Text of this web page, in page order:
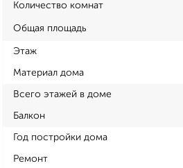
Количество комнат
Общая площадь
Этаж
Материал дома
Всего этажей в доме
Балкон
Год постройки дома
Ремонт